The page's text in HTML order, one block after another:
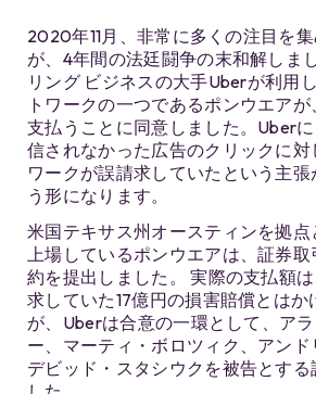
2020年11月、非常に多くの注目を
が、4年間の法廷闘争の末和解しま
リング ビジネスの大手Uberが利用
トワークの一つであるポンウエア
支払うことに同意しました。Uber
信されなかった広告のクリックに対
ワークが誤請求していたという主
う形になります。
米国テキサス州オースティンを拠
上場しているポンウエアは、証券
約を提出しました。 実際の支払額
求していた17億円の損害賠償とはか
が、Uberは合意の一環として、ア
ー、マーティ・ボロツィク、アンド
デビッド・スタシウクを被告とする